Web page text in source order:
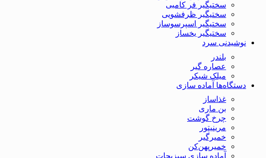
سختیگیر فر کامبی
سختیگیر ظرفشویی
سختیگیر اسپرسوساز
سختیگیر یخساز
نوشیدنی سرد
بلندر
عصاره گیر
میلک شیکر
دستگاه‌ها آماده سازی
غذاساز
بن ماری
چرخ گوشت
مرینیتور
خمیرگیر
خمیر‌پهن‌کن
آماده سازی سبزیجات